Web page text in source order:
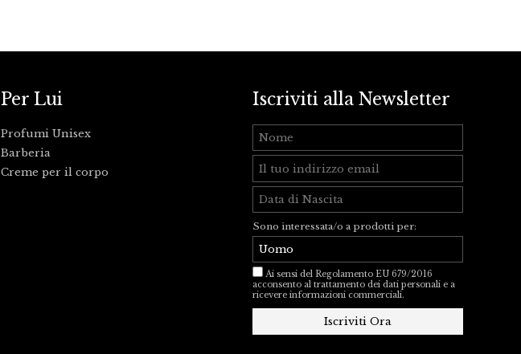
Per Lui
Profumi Unisex
Barberia
Creme per il corpo
Iscriviti alla Newsletter
Sono interessata/o a prodotti per:
Ai sensi del Regolamento EU 679/2016
acconsento al trattamento dei dati personali e a
ricevere informazioni commerciali.